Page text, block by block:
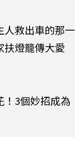
人救出車的那
扶燈籠傳大愛
！3個妙招成為